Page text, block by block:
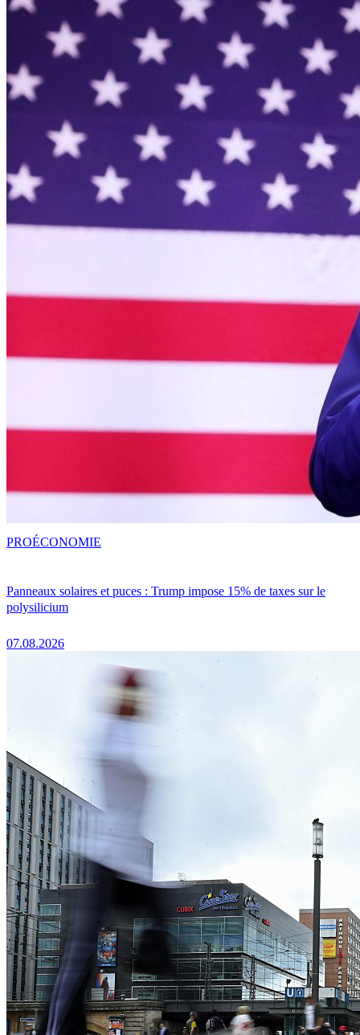
Panneaux solaires et puces : Trump impose 15% de taxes sur le
polysilicium
07.08.2026
PROÉCONOMIE